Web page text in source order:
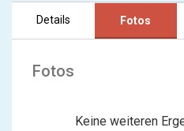
Details Fotos
Fotos
Keine weiteren